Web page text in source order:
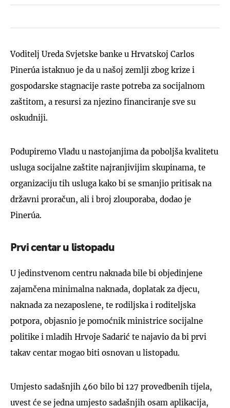
Voditelj Ureda Svjetske banke u Hrvatskoj Carlos
Pinerúa istaknuo je da u našoj zemlji zbog krize i
gospodarske stagnacije raste potreba za socijalnom
zaštitom, a resursi za njezino financiranje sve su
oskudniji.
Podupiremo Vladu u nastojanjima da poboljša kvalitetu
usluga socijalne zaštite najranjivijim skupinama, te
organizaciju tih usluga kako bi se smanjio pritisak na
državni proračun, ali i broj zlouporaba, dodao je
Pinerúa.
Prvi centar u listopadu
U jedinstvenom centru naknada bile bi objedinjene
zajamčena minimalna naknada, doplatak za djecu,
naknada za nezaposlene, te rodiljska i roditeljska
potpora, objasnio je pomoćnik ministrice socijalne
politike i mladih Hrvoje Sadarić te najavio da bi prvi
takav centar mogao biti osnovan u listopadu.
Umjesto sadašnjih 460 bilo bi 127 provedbenih tijela,
uvest će se jedna umjesto sadašnjih osam aplikacija,